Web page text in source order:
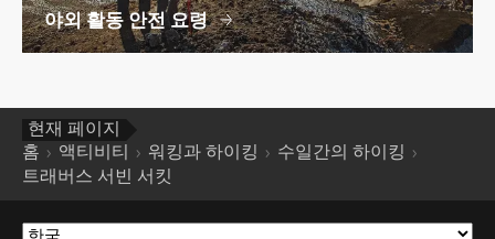
야외 활동 안전 요령
현재 페이지
홈
액티비티 워킹과 하이킹
수일간의 하이킹
트래버스 서빈 서킷